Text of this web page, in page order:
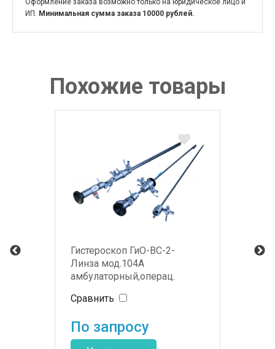
Оформление заказа возможно только на юридическое лицо и
ИП. Минимальная сумма заказа 10000 рублей.
Похожие товары
Гистероскоп ГиО-ВС-2-
Линза мод.104А
амбулаторный,операц.
и инструментом
Сравнить
По запросу